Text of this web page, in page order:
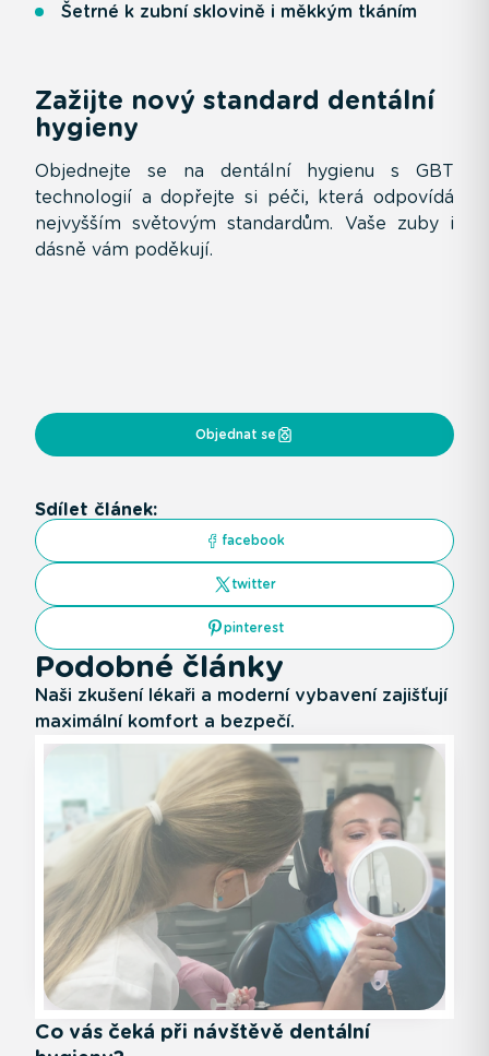
Šetrné k zubní sklovině i měkkým tkáním
Zažijte nový standard dentální
hygieny
Objednejte se na dentální hygienu s GBT
technologií a dopřejte si péči, která odpovídá
nejvyšším světovým standardům. Vaše zuby i
dásně vám poděkují.
Objednat se
Sdílet článek:
facebook
twitter
pinterest
Podobné články
Naši zkušení lékaři a moderní vybavení zajišťují
maximální komfort a bezpečí.
Co vás čeká při návštěvě dentální